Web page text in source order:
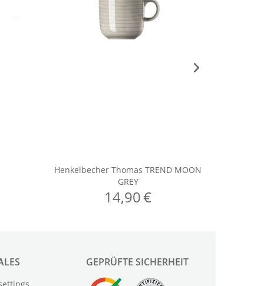
GEPRÜFTE SICHERHEIT